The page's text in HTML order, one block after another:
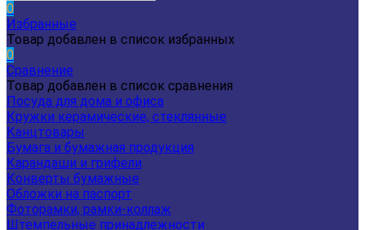
0
Избранные
Товар добавлен в список избранных
0
Сравнение
Товар добавлен в список сравнения
Посуда для дома и офиса
Кружки керамические, стеклянные
Канцтовары
Бумага и бумажная продукция
Карандаши и грифели
Конверты бумажные
Обложки на паспорт
Фоторамки, рамки-коллаж
Штемпельные принадлежности